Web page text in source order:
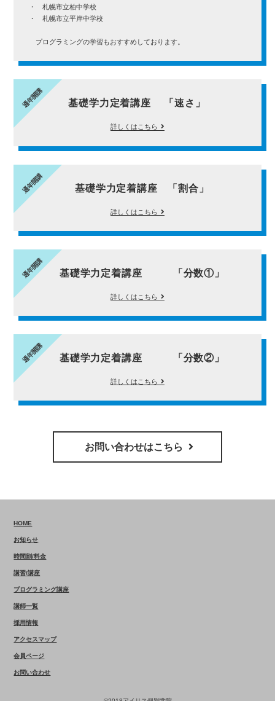
・ 札幌市立柏中学校
・ 札幌市立平岸中学校
プログラミングの学習もおすすめしております。
通年開講 基礎学力定着講座 「速さ」
詳しくはこちら
通年開講 基礎学力定着講座 「割合」
詳しくはこちら
通年開講 基礎学力定着講座 「分数①」
詳しくはこちら
通年開講 基礎学力定着講座 「分数②」
詳しくはこちら
お問い合わせはこちら
HOME
お知らせ
時間割/料金
講習/講座
プログラミング講座
講師一覧
採用情報
アクセスマップ
会員ページ
お問い合わせ